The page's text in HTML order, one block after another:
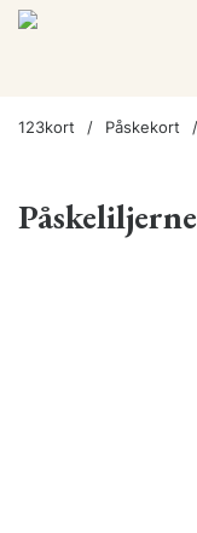
123kort Påskekort
Påskeliljerne